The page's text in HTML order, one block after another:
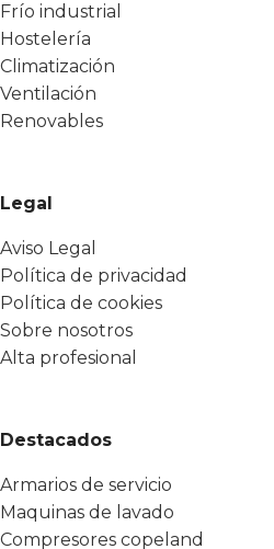
Frío industrial
Hostelería
Climatización
Ventilación
Renovables
Legal
Aviso Legal
Política de privacidad
Política de cookies
Sobre nosotros
Alta profesional
Destacados
Armarios de servicio
Maquinas de lavado
Compresores copeland